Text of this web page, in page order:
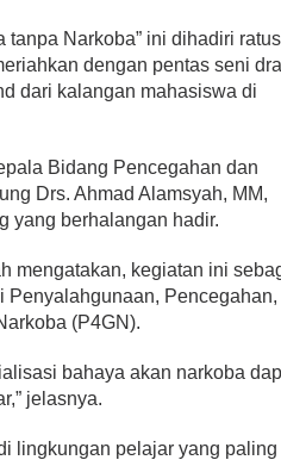
tanpa Narkoba” ini dihadiri
dengan pentas seni
dari kalangan mahasiswa di
Bidang Pencegahan dan
Drs. Ahmad Alamsyah, MM,
yang berhalangan hadir.
mengatakan, kegiatan ini
Penyalahgunaan, Pencegahan,
(P4GN).
bahaya akan narkoba
jelasnya.
lingkungan pelajar yang paling